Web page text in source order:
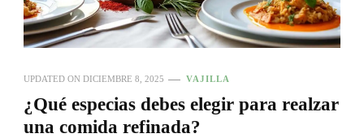
UPDATED ON DICIEMBRE 8, 2025 VAJILLA
¿Qué especias debes elegir para realzar
una comida refinada?